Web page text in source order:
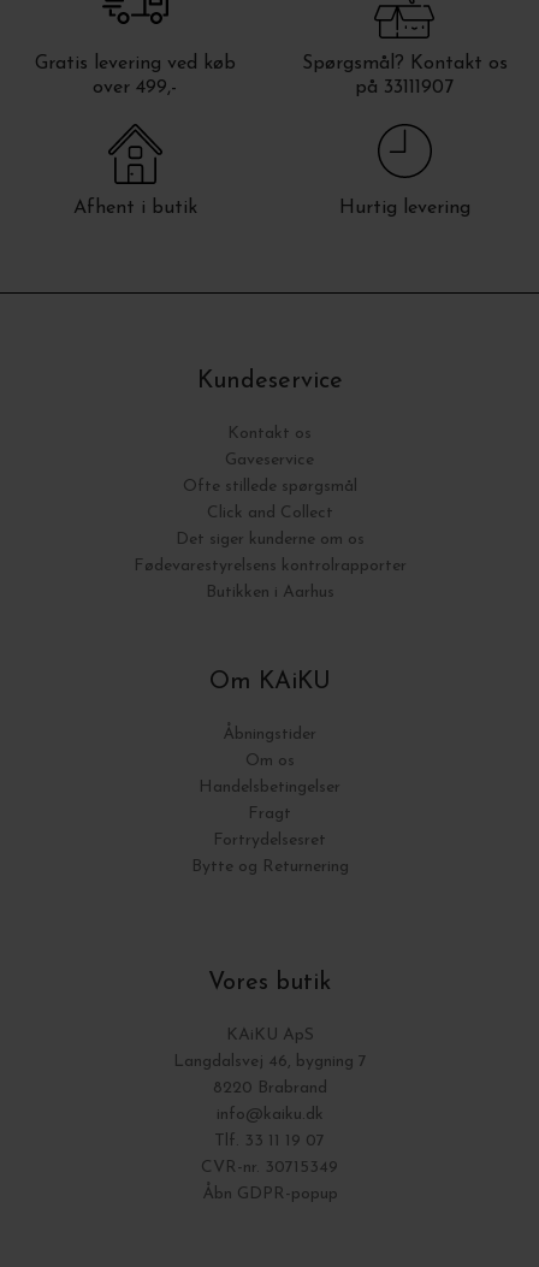
Gratis levering ved køb
over 499,-
Spørgsmål? Kontakt os
på 33111907
Afhent i butik Hurtig levering
Kundeservice
Kontakt os
Gaveservice
Ofte stillede spørgsmål
Click and Collect
Det siger kunderne om os
Fødevarestyrelsens kontrolrapporter
Butikken i Aarhus
Om KAiKU
Åbningstider
Om os
Handelsbetingelser
Fragt
Fortrydelsesret
Bytte og Returnering
Vores butik
KAiKU ApS
Langdalsvej 46, bygning 7
8220 Brabrand
info@kaiku.dk
Tlf. 33 11 19 07
CVR-nr. 30715349
Åbn GDPR-popup